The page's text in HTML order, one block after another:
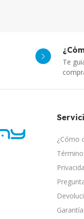
Te
¿Cómo
Garantía